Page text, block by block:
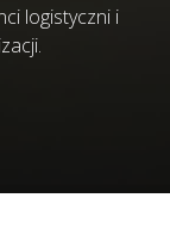
logistyczni i